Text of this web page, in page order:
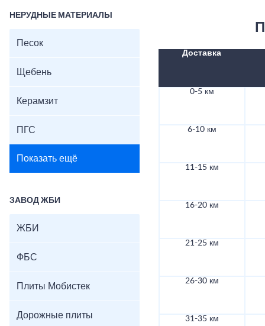
НЕРУДНЫЕ МАТЕРИАЛЫ
Песок
Щебень
Керамзит
ПГС
Показать ещё
ЗАВОД ЖБИ
ЖБИ
ФБС
Плиты Мобистек
Дорожные плиты
Доставка
0-5 км
6-10 км
11-15 км
16-20 км
21-25 км
26-30 км
31-35 км